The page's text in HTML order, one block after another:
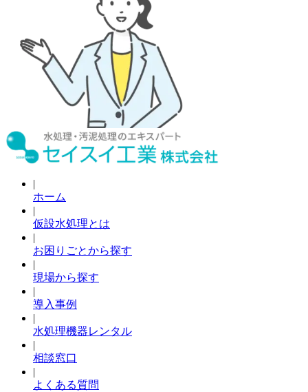
|
ホーム
|
仮設水処理とは
|
お困りごとから探す
|
現場から探す
|
導入事例
|
水処理機器レンタル
|
相談窓口
|
よくある質問